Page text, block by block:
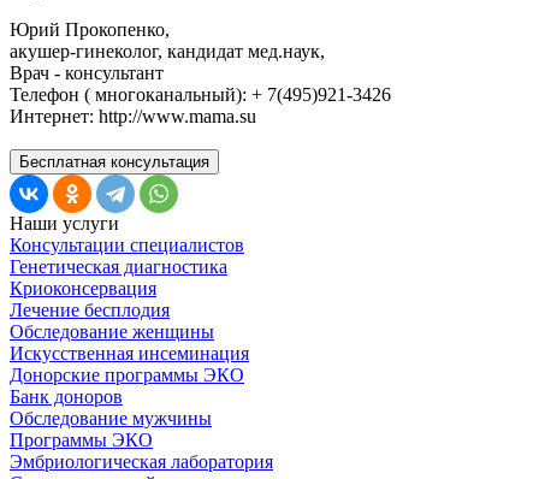
Юрий Прокопенко,
акушер-гинеколог, кандидат мед.наук,
Врач - консультант
Телефон ( многоканальный): + 7(495)921-3426
Интернет: http://www.mama.su
Бесплатная консультация
Наши услуги
Консультации специалистов
Генетическая диагностика
Криоконсервация
Лечение бесплодия
Обследование женщины
Искусственная инсеминация
Донорские программы ЭКО
Банк доноров
Обследование мужчины
Программы ЭКО
Эмбриологическая лаборатория